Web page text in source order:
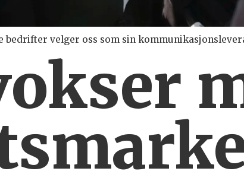
bedrifter velger oss som sin